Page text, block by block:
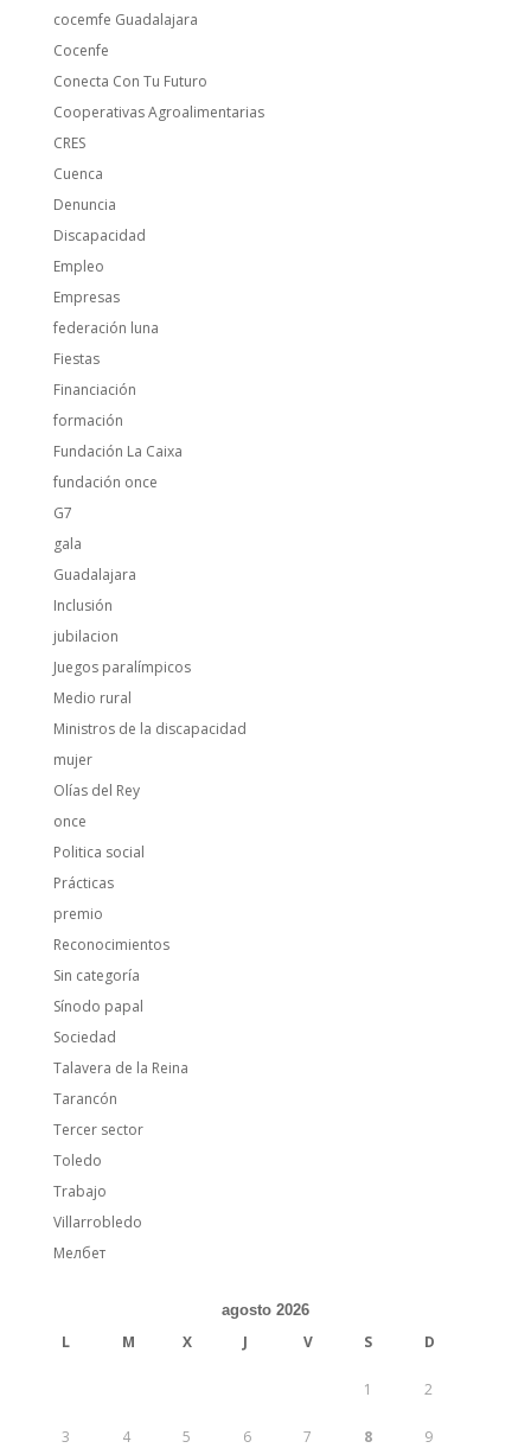
cocemfe Guadalajara
Cocenfe
Conecta Con Tu Futuro
Cooperativas Agroalimentarias
CRES
Cuenca
Denuncia
Discapacidad
Empleo
Empresas
federación luna
Fiestas
Financiación
formación
Fundación La Caixa
fundación once
G7
gala
Guadalajara
Inclusión
jubilacion
Juegos paralímpicos
Medio rural
Ministros de la discapacidad
mujer
Olías del Rey
once
Politica social
Prácticas
premio
Reconocimientos
Sin categoría
Sínodo papal
Sociedad
Talavera de la Reina
Tarancón
Tercer sector
Toledo
Trabajo
Villarrobledo
Мелбет
agosto 2026
L M X J V S D
1 2
3 4 5 6 7 8 9